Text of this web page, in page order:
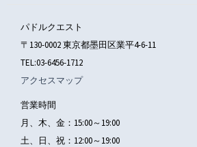
パドルクエスト
〒130-0002 東京都墨田区業平4-6-11
TEL:03-6456-1712
アクセスマップ
営業時間
月、木、金：15:00～19:00
土、日、祝：12:00～19:00